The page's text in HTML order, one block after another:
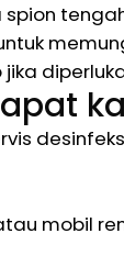
mobil